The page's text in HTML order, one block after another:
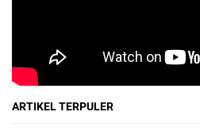
ARTIKEL TERPULER